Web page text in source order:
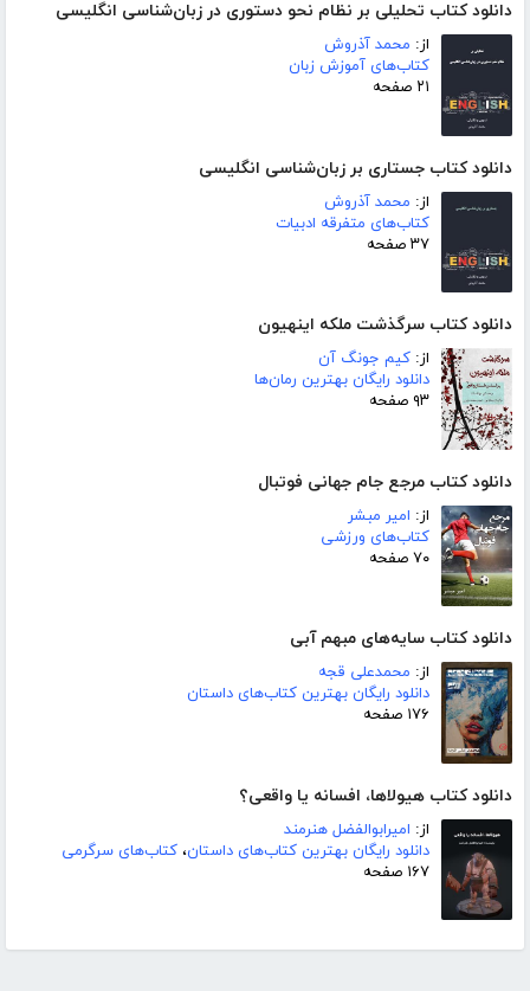
دانلود کتاب تحلیلی بر نظام نحو دستوری در زبان‌شناسی انگلیسی
از: محمد آذروش
کتاب‌های آموزش زبان
۲۱ صفحه
دانلود کتاب جستاری بر زبان‌شناسی انگلیسی
از: محمد آذروش
کتاب‌های متفرقه ادبیات
۳۷ صفحه
دانلود کتاب سرگذشت ملکه اینهیون
از: کیم جونگ آن
دانلود رایگان بهترین رمان‌ها
۹۳ صفحه
دانلود کتاب مرجع جام جهانی فوتبال
از: امیر مبشر
کتاب‌های ورزشی
۷۰ صفحه
دانلود کتاب سایه‌های مبهم آبی
از: محمدعلی قجه
دانلود رایگان بهترین کتاب‌های داستان
۱۷۶ صفحه
دانلود کتاب هیولاها، افسانه یا واقعی؟
از: امیرابوالفضل هنرمند
دانلود رایگان بهترین کتاب‌های داستان، کتاب‌های سرگرمی
۱۶۷ صفحه